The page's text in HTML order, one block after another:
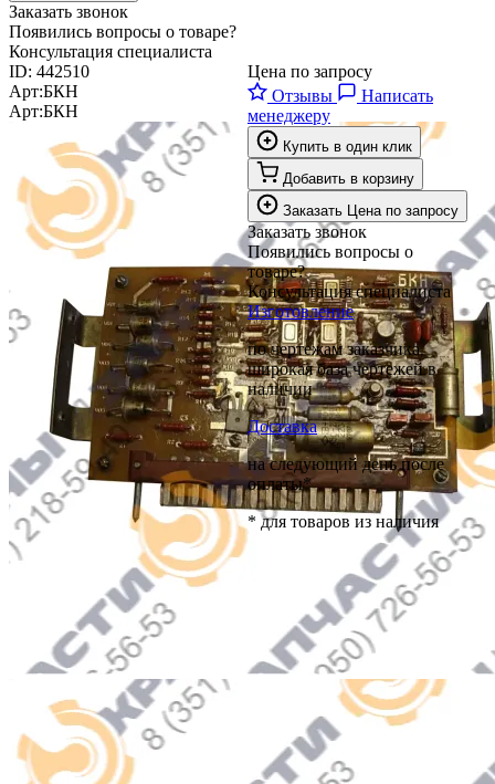
Заказать звонок
Появились вопросы о товаре?
Консультация специалиста
ID: 442510
Арт:БКН
Арт:БКН
Цена по запросу
Отзывы
Написать
менеджеру
Купить в один клик
Добавить в корзину
Заказать Цена по запросу
Заказать звонок
Появились вопросы о
товаре?
Консультация специалиста
Изготовление
по чертежам заказчика
широкая база чертежей в
наличии
Доставка
на следующий день после
оплаты*
* для товаров из наличия